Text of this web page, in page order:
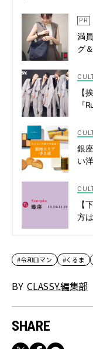
満
グ
【
『
銀
い
【
方
#令和ロマン #くるま
BY CLASSY.編集部
SHARE